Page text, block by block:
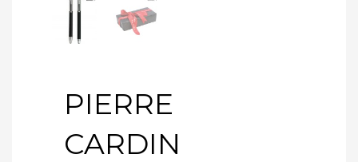
PIERRE
CARDIN